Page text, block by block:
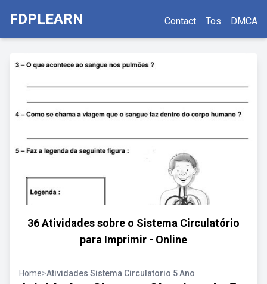
FDPLEARN Contact Tos DMCA
36 Atividades sobre o Sistema Circulatório
para Imprimir - Online
Home>Atividades Sistema Circulatorio 5 Ano